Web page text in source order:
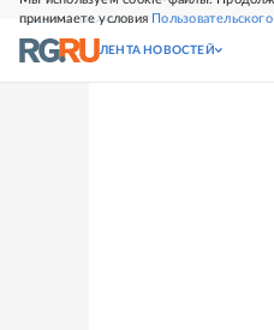
принимаете условия
СВЕЖИЙ НОМЕР
ЛЕНТА НОВОСТЕЙ